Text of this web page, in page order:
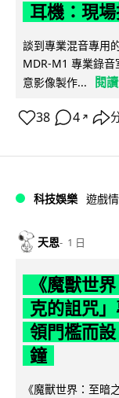
耳機：現
談到專業混音專用
MDR-M1 專業錄音
意影像製作...
閱
38 4 ↗
科技娛樂 遊戲
天恩 1 日
《魔獸世
克的詛咒
領門檻而
鐘
《魔獸世界：至暗